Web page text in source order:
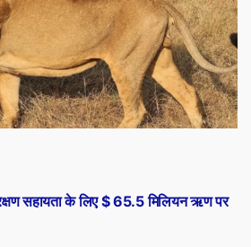
सहायता के लिए $ 65.5 मिलियन ऋण पर